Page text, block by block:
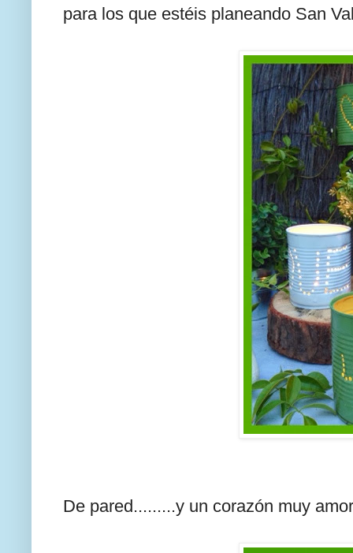
para los que estéis planeando San
De pared.........y un corazón muy